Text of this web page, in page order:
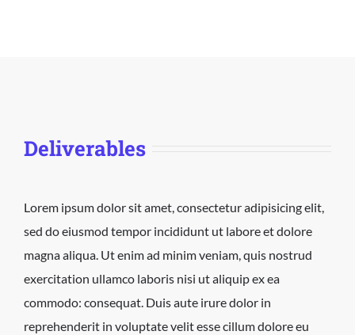
Deliverables
Lorem ipsum dolor sit amet, consectetur adipisicing elit,
sed do eiusmod tempor incididunt ut labore et dolore
magna aliqua. Ut enim ad minim veniam, quis nostrud
exercitation ullamco laboris nisi ut aliquip ex ea
commodo: consequat. Duis aute irure dolor in
reprehenderit in voluptate velit esse cillum dolore eu